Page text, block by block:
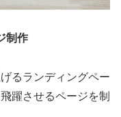
制作
るランディングペー
躍させるページを制